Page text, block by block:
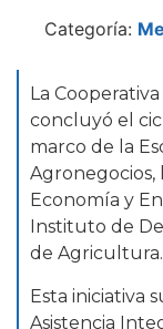
Categoría:
La
concluyó el
marco de la
Agronegocios,
Economía y
Instituto de
de Agricultura.
Esta iniciativa
Asistencia